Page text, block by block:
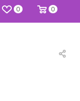
0 0